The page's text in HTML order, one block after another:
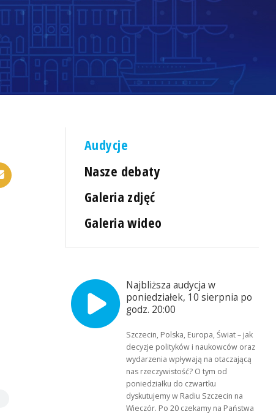
Audycje
Nasze debaty
Galeria zdjęć
Galeria wideo
Najbliższa audycja w
poniedziałek, 10 sierpnia po
godz. 20:00
Szczecin, Polska, Europa, Świat – jak
decyzje polityków i naukowców oraz
wydarzenia wpływają na otaczającą
nas rzeczywistość? O tym od
poniedziałku do czwartku
dyskutujemy w Radiu Szczecin na
Wieczór. Po 20 czekamy na Państwa